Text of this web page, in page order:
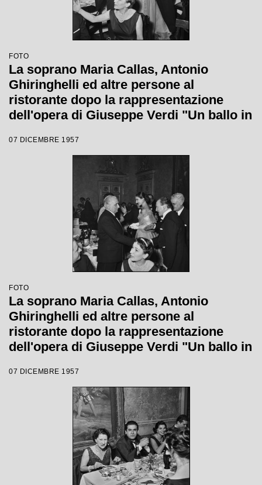
FOTO
La soprano Maria Callas, Antonio
Ghiringhelli ed altre persone al
ristorante dopo la rappresentazione
dell'opera di Giuseppe Verdi "Un ballo in
Gavazzeni e con la regia di Margherita
Wallmann con la quale è stata
inaugurata la stagione lirica 1957-1958
del Teatro alla Scala
07 DICEMBRE 1957
FOTO
La soprano Maria Callas, Antonio
Ghiringhelli ed altre persone al
ristorante dopo la rappresentazione
dell'opera di Giuseppe Verdi "Un ballo in
Gavazzeni e con la regia di Margherita
Wallmann con la quale è stata
inaugurata la stagione lirica 1957-1958
del Teatro alla Scala
07 DICEMBRE 1957